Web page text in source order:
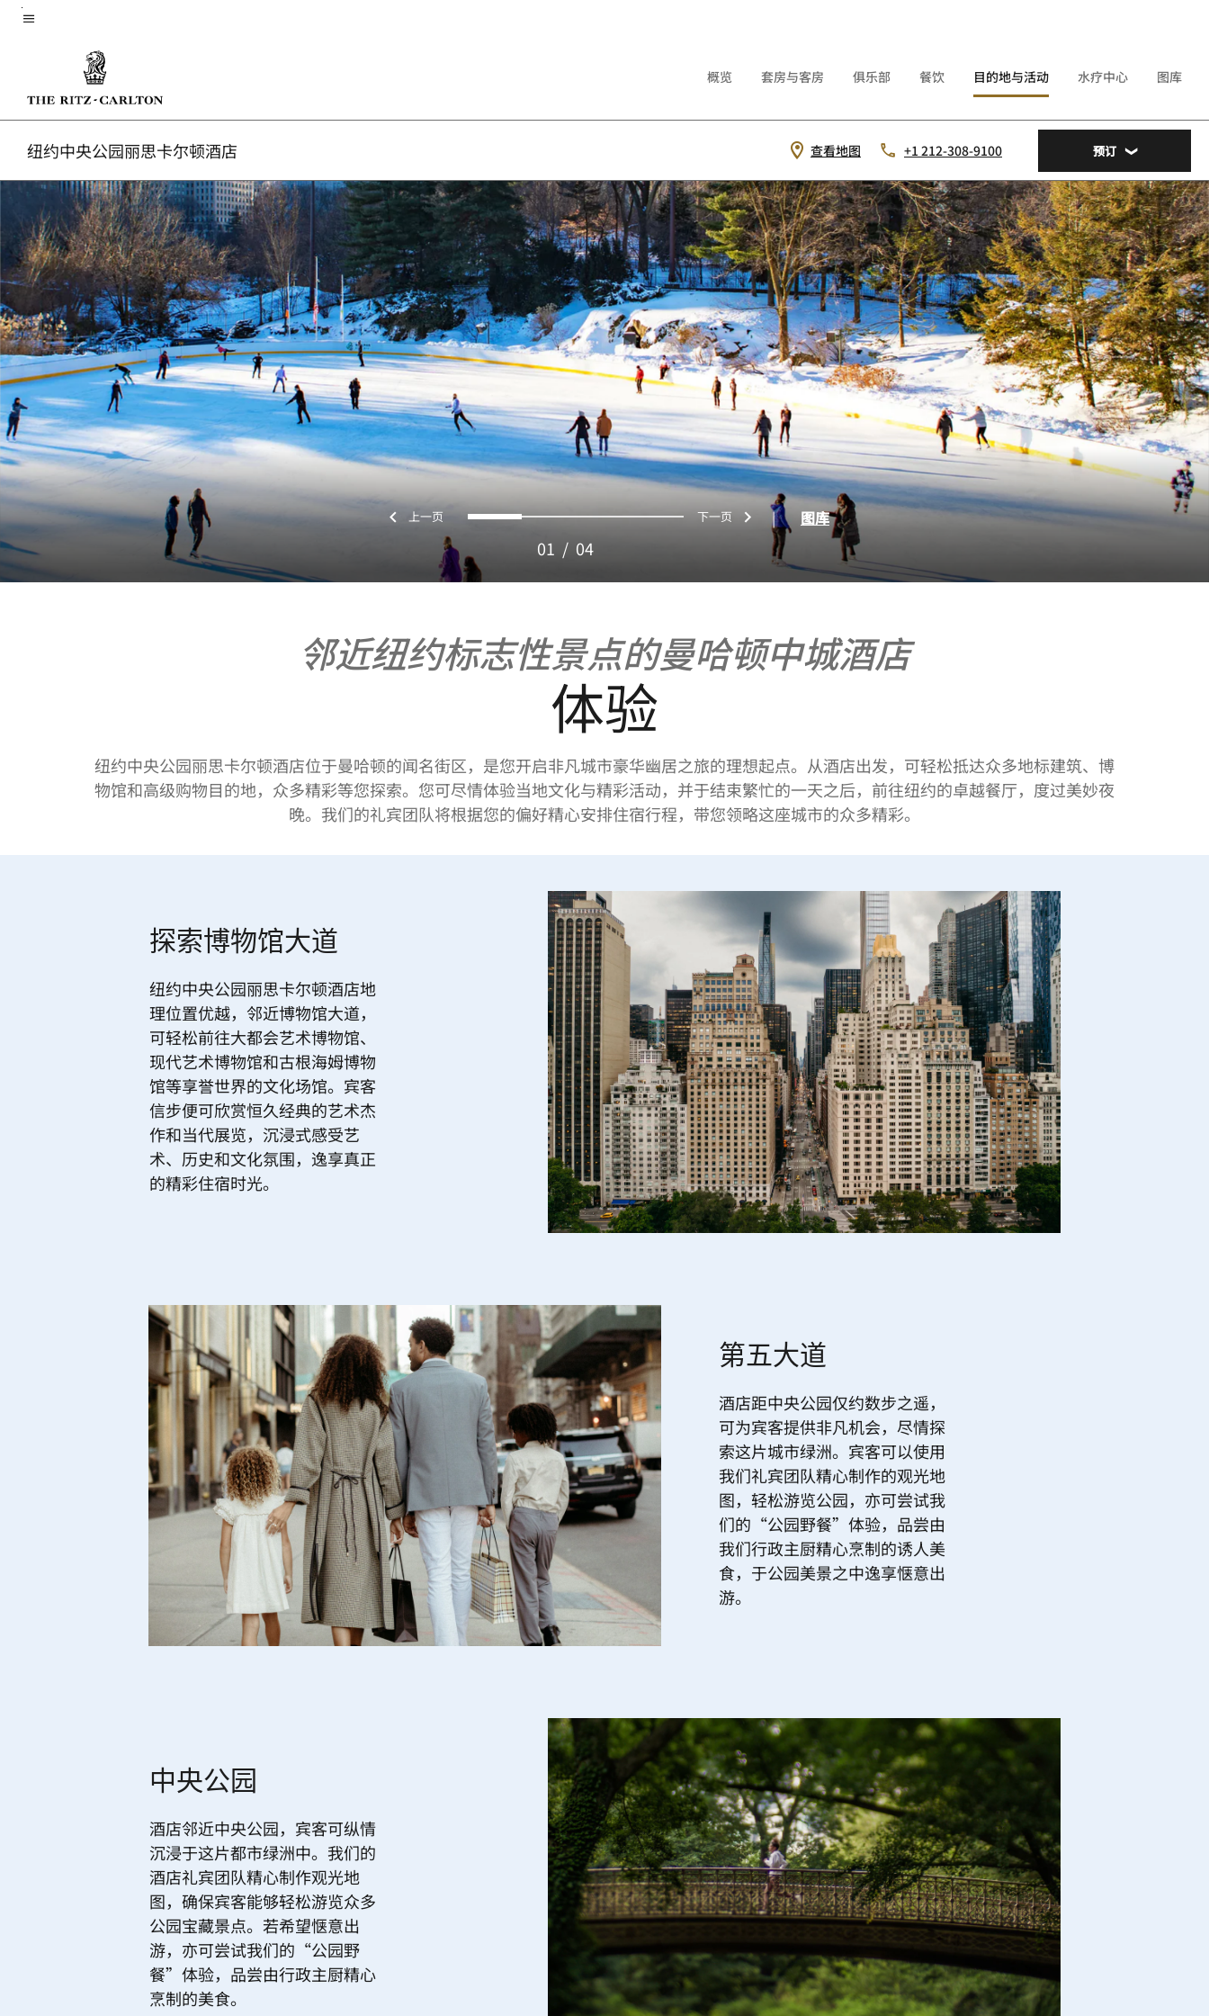
Skip
概览 套房与客房 俱乐部 餐饮 目的地与活动 水疗中心 图库
纽约中央公园丽思卡尔顿酒店 查看地图 +1 212-308-9100 预订
上一页 0 1 2 3 下一页
01 / 04
| 图库
邻近纽约标志性景点的曼哈顿中城酒店
体验
纽约中央公园丽思卡尔顿酒店位于曼哈顿的闻名街区，是您开启非凡城市豪华幽居之旅的理想起点。从酒店出发，可轻松抵达众多地标建筑、博
物馆和高级购物目的地，众多精彩等您探索。您可尽情体验当地文化与精彩活动，并于结束繁忙的一天之后，前往纽约的卓越餐厅，度过美妙夜
晚。我们的礼宾团队将根据您的偏好精心安排住宿行程，带您领略这座城市的众多精彩。
探索博物馆大道
纽约中央公园丽思卡尔顿酒店地
理位置优越，邻近博物馆大道，
可轻松前往大都会艺术博物馆、
现代艺术博物馆和古根海姆博物
馆等享誉世界的文化场馆。宾客
信步便可欣赏恒久经典的艺术杰
作和当代展览，沉浸式感受艺
术、历史和文化氛围，逸享真正
的精彩住宿时光。
第五大道
酒店距中央公园仅约数步之遥，
可为宾客提供非凡机会，尽情探
索这片城市绿洲。宾客可以使用
我们礼宾团队精心制作的观光地
图，轻松游览公园，亦可尝试我
们的“公园野餐”体验，品尝由
我们行政主厨精心烹制的诱人美
食，于公园美景之中逸享惬意出
游。
中央公园
酒店邻近中央公园，宾客可纵情
沉浸于这片都市绿洲中。我们的
酒店礼宾团队精心制作观光地
图，确保宾客能够轻松游览众多
公园宝藏景点。若希望惬意出
游，亦可尝试我们的“公园野
餐”体验，品尝由行政主厨精心
烹制的美食。